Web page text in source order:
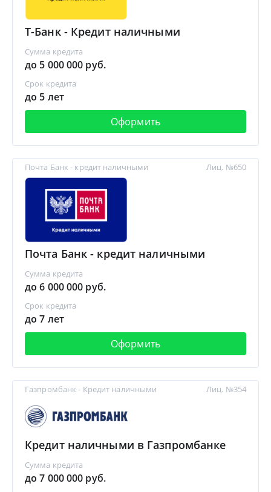
Т-Банк - Кредит наличными
Сумма кредита
до 5 000 000 руб.
Срок кредита
до 5 лет
Оформить
Почта Банк - кредит наличными
Почта Банк - кредит наличными
Сумма кредита
до 6 000 000 руб.
Срок кредита
до 7 лет
Оформить
Лиц. №650
Газпромбанк - Кредит наличными
Кредит наличными в Газпромбанке
Сумма кредита
до 7 000 000 руб.
Лиц. №354